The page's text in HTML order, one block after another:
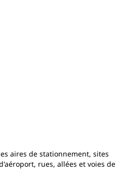
aires de stationnement, sites
rues, allées et voies de